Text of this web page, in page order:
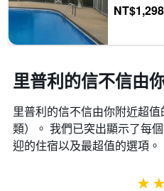
NT$1,298
里普利的信不信由
里普利的信不信由你附近超
類）。 我們已突出顯示了每
迎的住宿以及最超值的選項。